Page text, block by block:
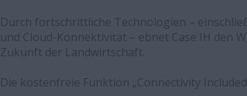
Durch fortschrittliche Technologien –
und Cloud-Konnektivität – ebnet Case IH den
Zukunft der Landwirtschaft.
Die kostenfreie Funktion „Connectivity